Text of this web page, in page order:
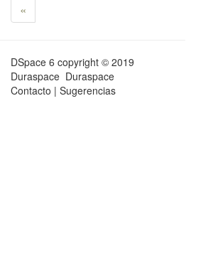
«
DSpace 6 copyright © 2019
Duraspace Duraspace
Contacto | Sugerencias